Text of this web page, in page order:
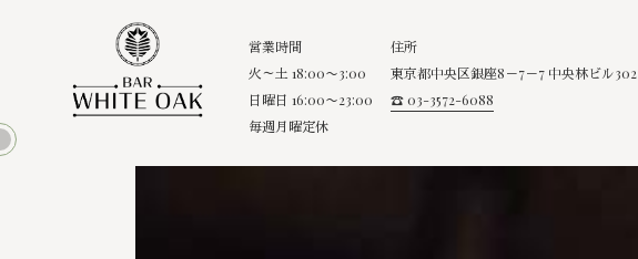
営業時間
火～土 18:00〜3:00
日曜日 16:00〜23:00
毎週月曜定休
住所
東京都中央区銀座8－7－7 中央林ビル302
☎ 03-3572-6088